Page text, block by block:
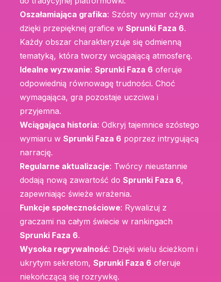
Oszałamiająca grafika: Szósty wymiar ożywa
dzięki przepięknej grafice w Sprunki Faza 6.
Każdy obszar charakteryzuje się odmienną
tematyką, która tworzy wciągającą atmosferę.
Idealne wyzwanie: Sprunki Faza 6 oferuje
odpowiednią równowagę trudności. Choć
wymagająca, gra pozostaje uczciwa i
przyjemna.
Wciągająca historia: Odkryj tajemnice szóstego
wymiaru w Sprunki Faza 6 poprzez intrygującą
narrację.
Regularne aktualizacje: Twórcy nieustannie
dodają nową zawartość do Sprunki Faza 6,
zapewniając świeże wrażenia.
Funkcje społecznościowe: Rywalizuj z
graczami na całym świecie w rankingach
Sprunki Faza 6.
Wysoka regrywalność: Dzięki wielu ścieżkom i
ukrytym sekretom, Sprunki Faza 6 oferuje
niekończącą się rozrywkę.